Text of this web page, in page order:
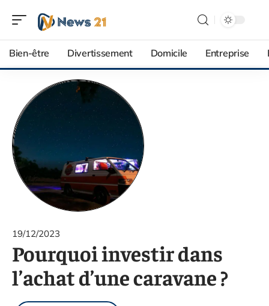
Bien-être Divertissement Domicile Entreprise
19/12/2023
Pourquoi investir dans
l’achat d’une caravane ?